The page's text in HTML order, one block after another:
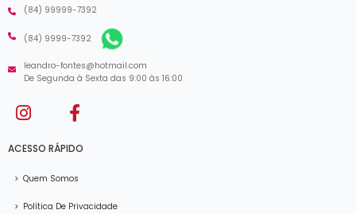
(84) 99999-7392
(84) 9999-7392
leandro-fontes@hotmail.com
De Segunda à Sexta das 9:00 às 16:00
ACESSO RÁPIDO
> Quem Somos
> Política De Privacidade